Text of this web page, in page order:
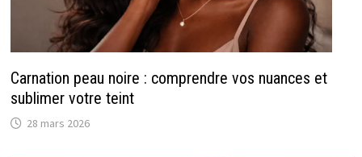
Carnation peau noire : comprendre vos nuances et
sublimer votre teint
28 mars 2026